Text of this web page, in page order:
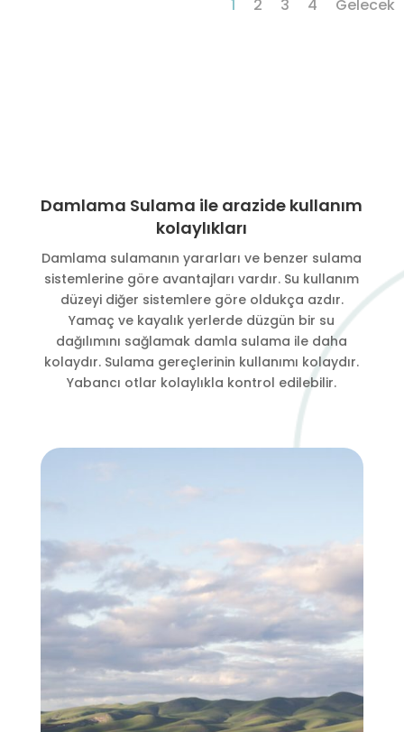
1 2 3 4 Gelecek
Damlama Sulama ile arazide kullanım
kolaylıkları
Damlama sulamanın yararları ve benzer sulama
sistemlerine göre avantajları vardır. Su kullanım
düzeyi diğer sistemlere göre oldukça azdır.
Yamaç ve kayalık yerlerde düzgün bir su
dağılımını sağlamak damla sulama ile daha
kolaydır. Sulama gereçlerinin kullanımı kolaydır.
Yabancı otlar kolaylıkla kontrol edilebilir.